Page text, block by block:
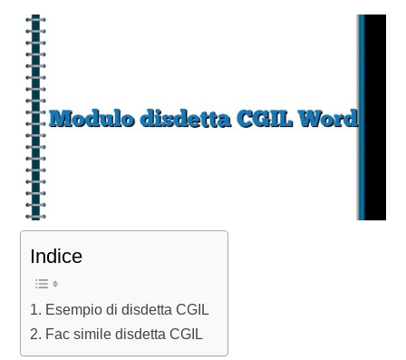
Indice
Esempio di disdetta CGIL
Fac simile disdetta CGIL